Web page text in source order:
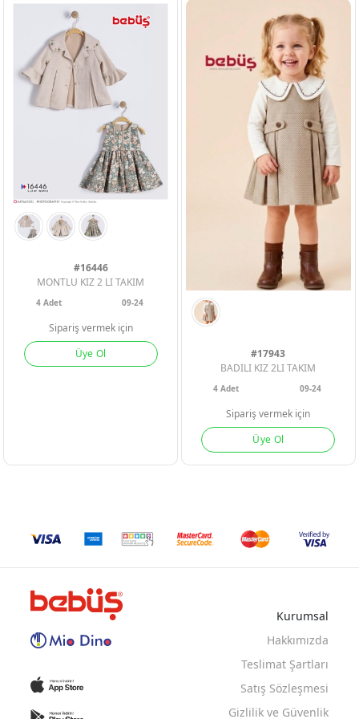
KIZ ÇOCUK
KIZ ÇOCUK
KIZ ÇOCUK
#16446
MONTLU KIZ 2 LI TAKIM
4 Adet 09-24
Sipariş vermek için
Üye Ol
#17943
BADILI KIZ 2LI TAKIM
4Adet 09-24
Sipariş vermek için
Üye Ol
Kurumsal
Hakkımızda
Teslimat Şartları
Satış Sözleşmesi
Gizlilik ve Güvenlik